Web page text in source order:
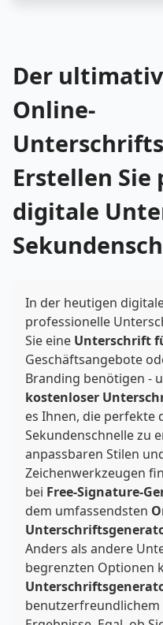
Der
Online-
Erstellen
digitale
In der heutigen
professionelle
Sie eine Unterschrift
Geschäftsangebote
Branding benötigen -
kostenloser
es Ihnen, die
Sekundenschnelle zu
anpassbaren Stilen
Zeichenwerkzeugen
bei Free-Signature-
dem umfassendsten
Anders als andere
begrenzten Optionen